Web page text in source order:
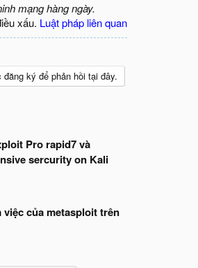
mạng hàng ngày.
xấu. Luật pháp liên quan
đăng ký để phản hồi tại đây.
Pro rapid7 và
sercurity on Kali
của metasploit trên